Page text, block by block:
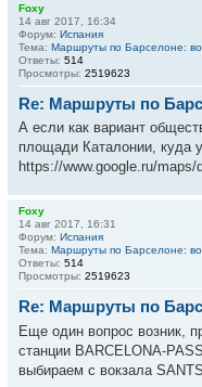
Foxy
14 авг 2017, 16:34
Форум: Испания
Тема: Маршруты по Барселоне:
Ответы: 514
Просмотры: 2519623
Re: Маршруты по
А если как вариант
площади Каталонии, куда
https://www.google.ru/
Foxy
14 авг 2017, 16:31
Форум: Испания
Тема: Маршруты по Барселоне:
Ответы: 514
Просмотры: 2519623
Re: Маршруты по
Еще один вопрос возник,
станции BARCELONA-
выбираем с вокзала